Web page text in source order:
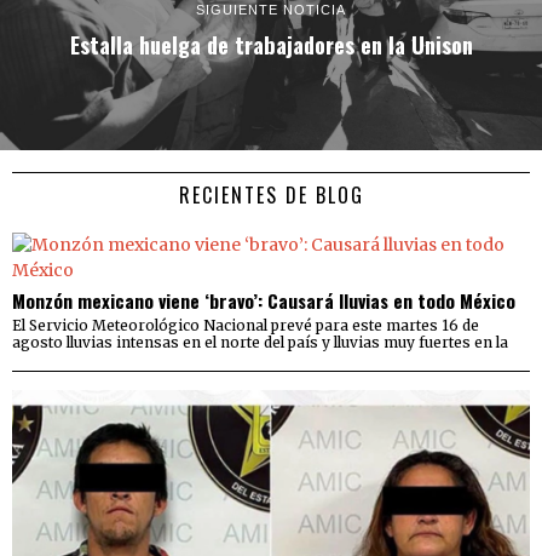
SIGUIENTE NOTICIA
Estalla huelga de trabajadores en la Unison
RECIENTES DE BLOG
Monzón mexicano viene ‘bravo’: Causará lluvias en todo México
El Servicio Meteorológico Nacional prevé para este martes 16 de
agosto lluvias intensas en el norte del país y lluvias muy fuertes en la